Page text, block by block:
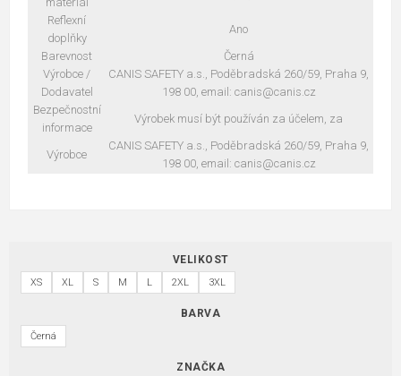
Reflexní
doplňky
Ano
Barevnost
Černá
Výrobce /
Dodavatel
CANIS SAFETY a.s., Poděbradská 260/59, Praha 9,
198 00, email: canis@canis.cz
Bezpečnostní
informace
Výrobek musí být používán za účelem, za
Výrobce
CANIS SAFETY a.s., Poděbradská 260/59, Praha 9,
198 00, email: canis@canis.cz
VELIKOST
XS XL S M L 2XL 3XL
BARVA
Černá
ZNAČKA